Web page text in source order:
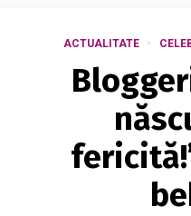
ACTUALITATE